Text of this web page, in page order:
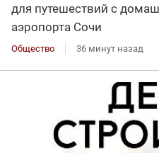
для путешествий с
аэропорта Сочи
Общество 36 минут назад